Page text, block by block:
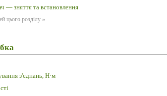
— зняття та встановлення
цього розділу »
з'єднань, Н·м